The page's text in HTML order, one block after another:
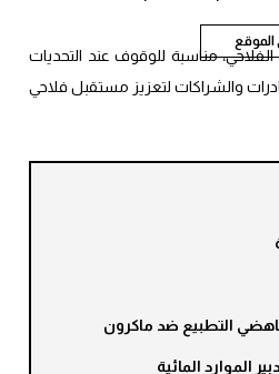
الموقع
مناسبة للوقوف عند التحديات
والشراكات لتعزيز مستقبل فلاحي
التطبيع ضد ماكرون
الموارد المائية